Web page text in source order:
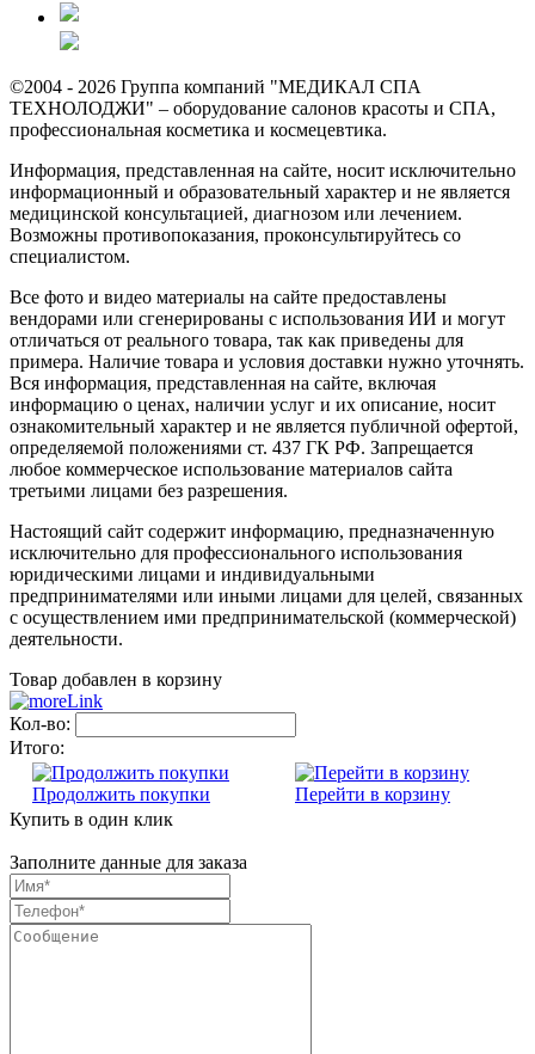
©2004 - 2026 Группа компаний "МЕДИКАЛ СПА
ТЕХНОЛОДЖИ" – оборудование салонов красоты и СПА,
профессиональная косметика и космецевтика.
Информация, представленная на сайте, носит исключительно
информационный и образовательный характер и не является
медицинской консультацией, диагнозом или лечением.
Возможны противопоказания, проконсультируйтесь со
специалистом.
Все фото и видео материалы на сайте предоставлены
вендорами или сгенерированы с использования ИИ и могут
отличаться от реального товара, так как приведены для
примера. Наличие товара и условия доставки нужно уточнять.
Вся информация, представленная на сайте, включая
информацию о ценах, наличии услуг и их описание, носит
ознакомительный характер и не является публичной офертой,
определяемой положениями ст. 437 ГК РФ. Запрещается
любое коммерческое использование материалов сайта
третьими лицами без разрешения.
Настоящий сайт содержит информацию, предназначенную
исключительно для профессионального использования
юридическими лицами и индивидуальными
предпринимателями или иными лицами для целей, связанных
с осуществлением ими предпринимательской (коммерческой)
деятельности.
Товар добавлен в корзину
Кол-во:
Итого:
Продолжить покупки
Перейти в корзину
Купить в один клик
Заполните данные для заказа